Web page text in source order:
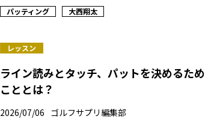
パッティング 大西翔太
レッスン
ライン読みとタッチ、パットを決めるた
こととは？
2026/07/06 ゴルフサプリ編集部